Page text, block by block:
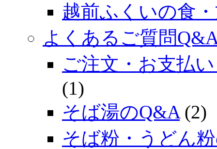
越前ふくいの食
よくあるご質問
ご注文・お支払
(1)
そば湯のQ&A (2)
そば粉・うどん